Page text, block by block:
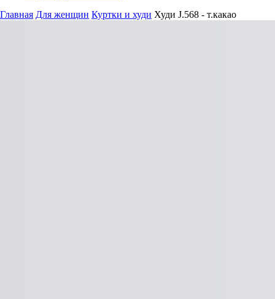
Главная Для женщин Куртки и худи Худи J.568 - т.какао